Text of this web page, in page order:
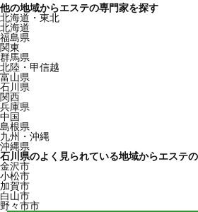
他の地域からエステの専門家を探す
北海道・東北
北海道
福島県
関東
群馬県
北陸・甲信越
富山県
石川県
関西
兵庫県
中国
島根県
九州・沖縄
沖縄県
石川県のよく見られている地域からエステ
金沢市
小松市
加賀市
白山市
野々市市